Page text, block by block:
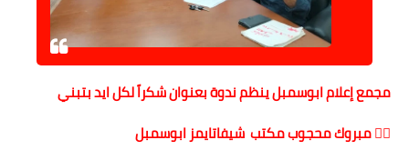
مجمع إعلام ابوسمبل ينظم ندوة بعنوان شكراً لكل ايد بتبني
✍🏻 مبروك محجوب مكتب شيفاتايمز ابوسمبل